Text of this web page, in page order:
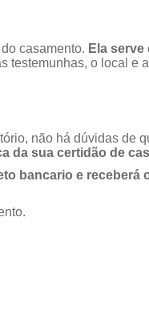
casamento. Ela
o local
não há dúvidas de
da sua certidão de
bancario e receberá